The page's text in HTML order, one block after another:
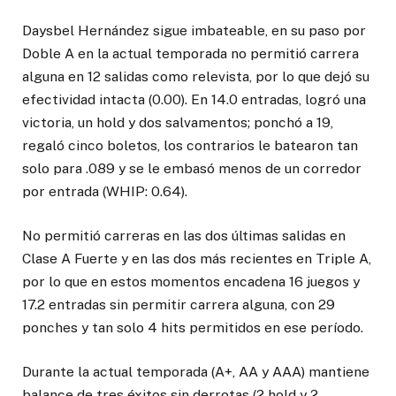
Daysbel Hernández sigue imbateable, en su paso por
Doble A en la actual temporada no permitió carrera
alguna en 12 salidas como relevista, por lo que dejó su
efectividad intacta (0.00). En 14.0 entradas, logró una
victoria, un hold y dos salvamentos; ponchó a 19,
regaló cinco boletos, los contrarios le batearon tan
solo para .089 y se le embasó menos de un corredor
por entrada (WHIP: 0.64).
No permitió carreras en las dos últimas salidas en
Clase A Fuerte y en las dos más recientes en Triple A,
por lo que en estos momentos encadena 16 juegos y
17.2 entradas sin permitir carrera alguna, con 29
ponches y tan solo 4 hits permitidos en ese período.
Durante la actual temporada (A+, AA y AAA) mantiene